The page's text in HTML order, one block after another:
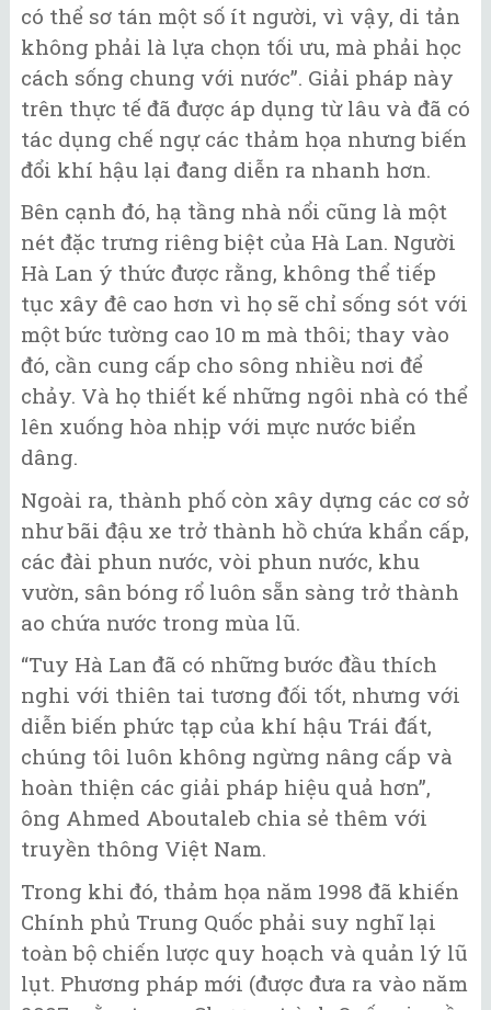
có thể sơ tán một số ít người, vì vậy, di tản
không phải là lựa chọn tối ưu, mà phải học
cách sống chung với nước”. Giải pháp này
trên thực tế đã được áp dụng từ lâu và đã có
tác dụng chế ngự các thảm họa nhưng biến
đổi khí hậu lại đang diễn ra nhanh hơn.
Bên cạnh đó, hạ tầng nhà nổi cũng là một
nét đặc trưng riêng biệt của Hà Lan. Người
Hà Lan ý thức được rằng, không thể tiếp
tục xây đê cao hơn vì họ sẽ chỉ sống sót với
một bức tường cao 10 m mà thôi; thay vào
đó, cần cung cấp cho sông nhiều nơi để
chảy. Và họ thiết kế những ngôi nhà có thể
lên xuống hòa nhịp với mực nước biển
dâng.
Ngoài ra, thành phố còn xây dựng các cơ sở
như bãi đậu xe trở thành hồ chứa khẩn cấp,
các đài phun nước, vòi phun nước, khu
vườn, sân bóng rổ luôn sẵn sàng trở thành
ao chứa nước trong mùa lũ.
“Tuy Hà Lan đã có những bước đầu thích
nghi với thiên tai tương đối tốt, nhưng với
diễn biến phức tạp của khí hậu Trái đất,
chúng tôi luôn không ngừng nâng cấp và
hoàn thiện các giải pháp hiệu quả hơn”,
ông Ahmed Aboutaleb chia sẻ thêm với
truyền thông Việt Nam.
Trong khi đó, thảm họa năm 1998 đã khiến
Chính phủ Trung Quốc phải suy nghĩ lại
toàn bộ chiến lược quy hoạch và quản lý lũ
lụt. Phương pháp mới (được đưa ra vào năm